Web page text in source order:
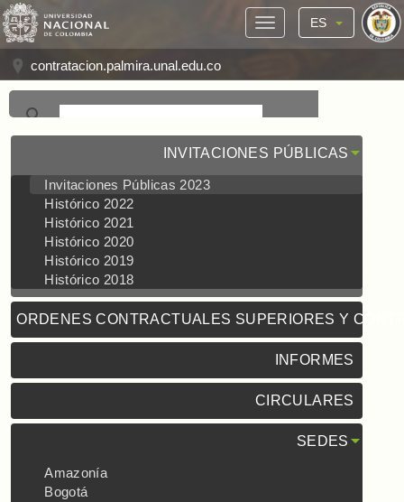
ES
contratacion.palmira.unal.edu.co
INVITACIONES PÚBLICAS
Invitaciones Públicas 2023
Histórico 2022
Histórico 2021
Histórico 2020
Histórico 2019
Histórico 2018
ORDENES CONTRACTUALES SUPERIORES Y
INFORMES
CIRCULARES
SEDES
Amazonía
Bogotá